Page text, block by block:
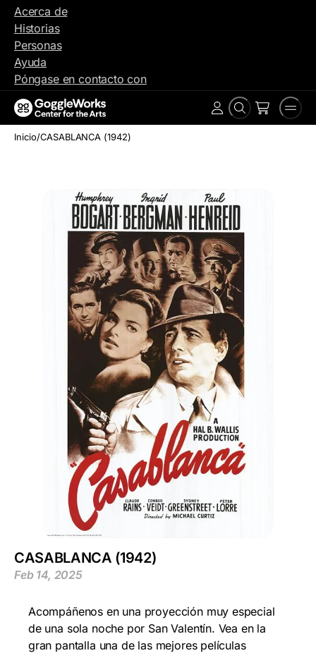
contenido
Acerca de
Historias
Personas
Ayuda
Póngase en contacto con
Buscar
en
Cuenta
Inicio/CASABLANCA (1942)
CASABLANCA (1942)
Feb 14, 2025
Acompáñenos en una proyección muy especial
de una sola noche por San Valentín. Vea en la
gran pantalla una de las mejores películas